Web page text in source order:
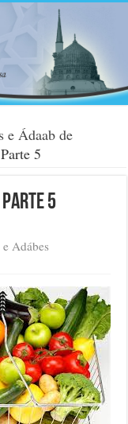
e Ádaab de
5
Parte 5
e Adábes